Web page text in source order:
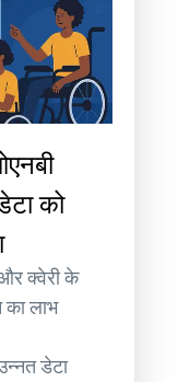
को
क्वेरी के
लाभ
डेटा